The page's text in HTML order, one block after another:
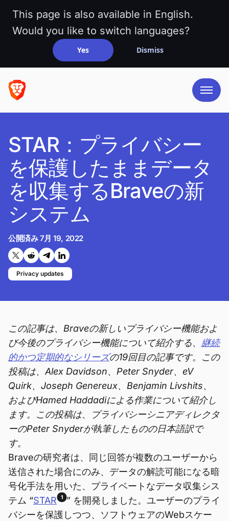
This page is also available in English.
Would you like to switch languages?
Yes Dismiss
STAR：プライバシー
を保護したままデータ
を収集するBraveの新
システム
公開済み7月 19, 2022
Twitterで共有する
Reddit で共有
Telegramで共有
LinkedInで共有
Privacy updates
この記事は、Braveの新しいプライバシー機能およ
び今後のプライバシー機能について紹介する、 継続
的かつ定期的なシリーズの19回目の記事です。この
投稿は、Alex Davidson、Peter Snyder、eV
Quirk、Joseph Genereux、Benjamin Livshits、
およびHamed Haddadiによる作業について紹介し
ます。この投稿は、プライバシーシニアディレクタ
ーのPeter Snyderが執筆したものの日本語訳で
す。
Braveの研究者は、同じ回答が複数のユーザーから
送信された場合にのみ、データの解読可能になる暗
号化手法を用いた、プライベートなデータ収集シス
テム “STAR 1
” を開発しました。ユーザーのプライ
バシーを保護しつつ、ソフトウェアのWebスケー